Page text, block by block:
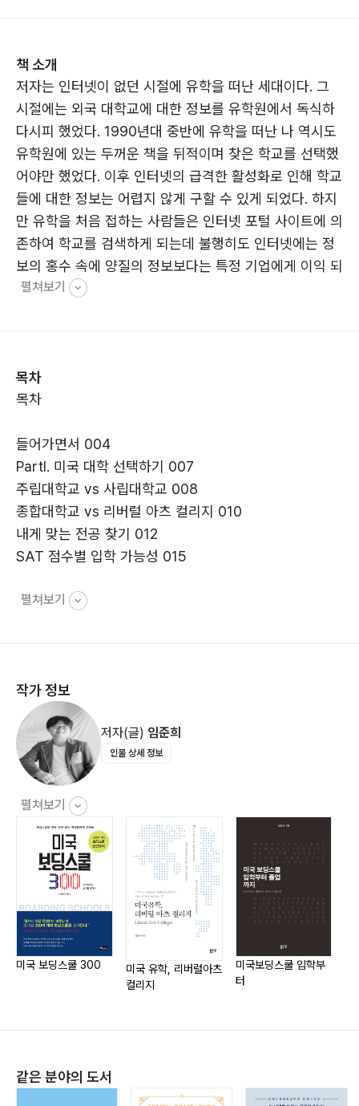
책 소개
저자는 인터넷이 없던 시절에 유학을 떠난 세대이다. 그
시절에는 외국 대학교에 대한 정보를 유학원에서 독식하
다시피 했었다. 1990년대 중반에 유학을 떠난 나 역시도
유학원에 있는 두꺼운 책을 뒤적이며 찾은 학교를 선택했
어야만 했었다. 이후 인터넷의 급격한 활성화로 인해 학교
들에 대한 정보는 어렵지 않게 구할 수 있게 되었다. 하지
만 유학을 처음 접하는 사람들은 인터넷 포털 사이트에 의
존하여 학교를 검색하게 되는데 불행히도 인터넷에는 정
보의 홍수 속에 양질의 정보보다는 특정 기업에게 이익 되
는 정보들만 넘쳐나고 있는 것이다. 이는 유학원 업종에만
를 원한다. 그래야만 학생이 대학에서 자신이 원하는 학문
을 찾거나 배울 수 있기 때문이다. 이 책에 소개된 60개의
추천하는 학교들이다. 지난해부터 몇 달 전까지 나는 이
대학교들에 대한 독자들의 현실감 있는 접근을 위해 60
개 학교들 중 45개 학교들의 재학생 또는 졸업생들을 직
접 만나 인터뷰를 진행하였다. 학교 입학 시 제출한 표준
점수, 합격 또는 불합격한 다른 대학들, 소사이어티 활동,
한국 선배들과의 관계, 취업활동 등에 대한 최신 정보를
유 또한 이를 최대한 빨리 독자들에게 전달해 주고 싶은
펼쳐보기
목차
목차
들어가면서 004
PartⅠ. 미국 대학 선택하기 007
주립대학교 vs 사립대학교 008
종합대학교 vs 리버럴 아츠 컬리지 010
내게 맞는 전공 찾기 012
SAT 점수별 입학 가능성 015
PartⅡ. 미국 대학 지원하기 019
12학년 학교 성적 관리하기 025
표준시험Standardized Test 준비 027
SAT Subject Test (SAT Ⅱ) 030
엑스트라커리큘러 액티비티Extracurricular Activity
033
에세이Essay 036
재정 보조 제도 이해하기 038
아이비리그 대학들의 재정 보조 현황 040
100% 니드멧을 제공하는 미국 대학교 리스트 041
미국 대학교 지원 일정 안내 045
미국 대학교 어드미션 체크리스트 안내 047
미국 대학 준비, 글쓰기가 중요하다 049
PartⅢ. 종합대학교 60 리스트 051
펼쳐보기
작가 정보
저자(글) 임준희
인물 상세 정보
펼쳐보기
미국 보딩스쿨 300
미국 유학, 리버럴아츠
컬리지
미국보딩스쿨 입학부
터
같은 분야의 도서